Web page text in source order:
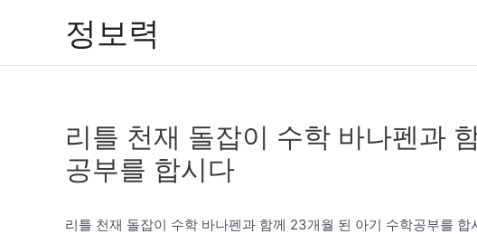
정보력
리틀 천재 돌잡이 수학 바나펜과
공부를 합시다
리틀 천재 돌잡이 수학 바나펜과 함께 23개월 된 아기 수학공부를 합